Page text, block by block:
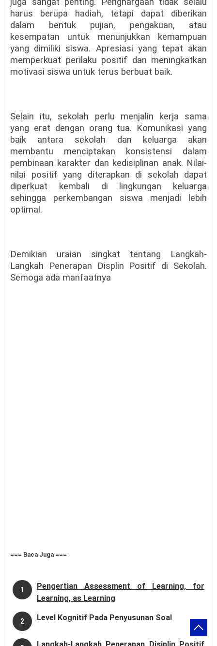
harus berupa hadiah, tetapi dapat diberikan
dalam bentuk pujian, pengakuan, atau
kesempatan untuk menunjukkan kemampuan
yang dimiliki siswa. Apresiasi yang tepat akan
memperkuat perilaku positif dan meningkatkan
motivasi siswa untuk terus berbuat baik.
Selain itu, sekolah perlu menjalin kerja sama
yang erat dengan orang tua. Komunikasi yang
baik antara sekolah dan keluarga akan
membantu menciptakan konsistensi dalam
pembinaan karakter dan kedisiplinan anak. Nilai-
nilai positif yang diterapkan di sekolah dapat
diperkuat kembali di lingkungan keluarga
sehingga perkembangan siswa menjadi lebih
optimal.
Demikian uraian singkat tentang Langkah-
Langkah Penerapan Displin Positif di Sekolah.
Semoga ada manfaatnya
=== Baca Juga ===
1
Pengertian Assessment of Learning, for
Learning, as Learning
2 Level Kognitif Pada Penyusunan Soal